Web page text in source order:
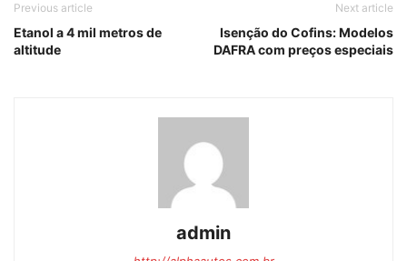
Previous article
Etanol a 4 mil metros de
altitude
Next article
Isenção do Cofins: Modelos
DAFRA com preços especiais
admin